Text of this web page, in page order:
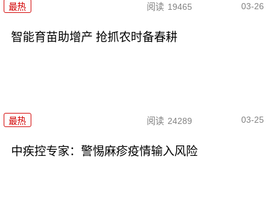
最热 阅读 19465 03-26
智能育苗助增产 抢抓农时备春耕
最热 阅读 24289 03-25
中疾控专家：警惕麻疹疫情输入风险